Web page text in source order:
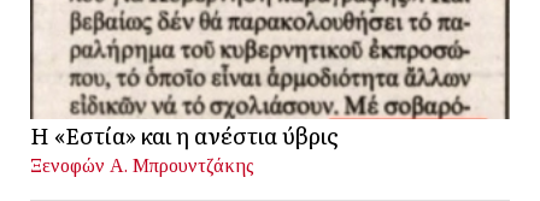
Η «Εστία» και η ανέστια ύβρις
Ξενοφών Α. Μπρουντζάκης